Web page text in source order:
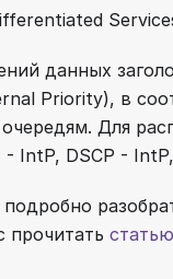
данных
Priority), в
Для
- IntP, DSCP -
прочитать статью